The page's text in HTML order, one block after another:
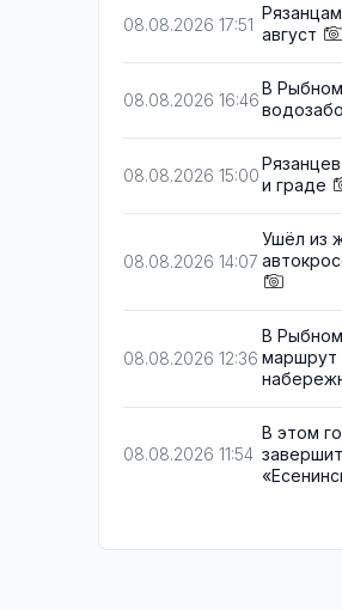
08.08.2026 17:51 август
08.08.2026 16:46
В
08.08.2026 15:00и граде
08.08.2026 14:07
Ушёл из
08.08.2026 12:36
В
маршрут
08.08.2026 11:54
В этом